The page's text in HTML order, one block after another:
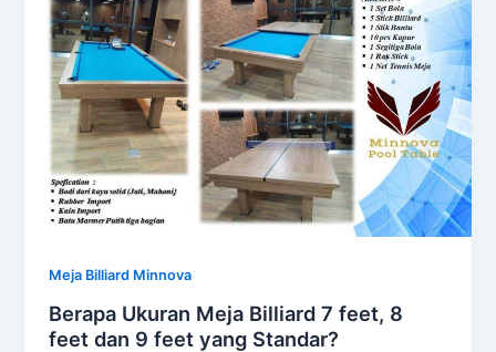
Meja Billiard Minnova
Berapa Ukuran Meja Billiard 7 feet, 8
feet dan 9 feet yang Standar?